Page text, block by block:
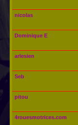
nicolas
Dominique E
arlesien
Seb
pitou
4rouesmotrices.com